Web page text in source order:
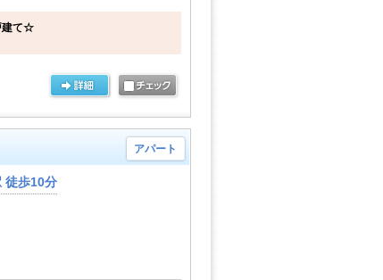
建て☆
アパート
徒歩10分